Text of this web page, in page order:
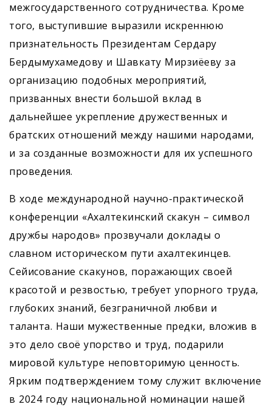
межгосударственного сотрудничества. Кроме
того, выступившие выразили искреннюю
признательность Президентам ­Сердару
Бердымухамедову и Шавкату Мирзиёеву за
организацию подобных мероприятий,
призванных внести большой вклад в
дальнейшее укрепление дружественных и
братских отношений между нашими народами,
и за созданные возможности для их успешного
проведения.
В ходе международной научно-практической
конференции «Ахалтекинский скакун – символ
дружбы народов» прозвучали доклады о
славном историческом пути ахалтекинцев.
Сейисование скакунов, поражающих своей
красотой и резвостью, требует упорного труда,
глубоких знаний, безграничной любви и
таланта. Наши мужественные предки, вложив в
это дело своё упорство и труд, подарили
мировой культуре неповторимую ценность.
Ярким подтверждением тому служит включение
в 2024 году национальной номинации нашей